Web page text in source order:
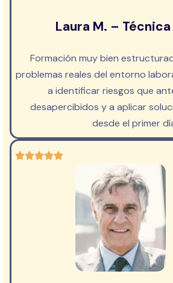
Laura M. – Técnica
Formación muy bien
problemas reales del entorno
a identificar riesgos que
desapercibidos y a aplicar
desde el primer